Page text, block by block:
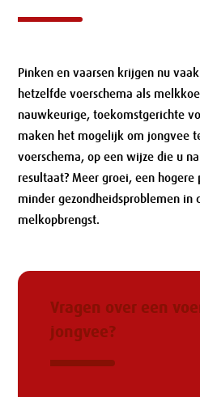
Pinken en vaarsen krijgen nu
hetzelfde voerschema als
nauwkeurige, toekomstgerichte
maken het mogelijk om jongvee
voerschema, op een wijze die u
resultaat? Meer groei, een
minder gezondheidsproblemen in
melkopbrengst.
Vragen over een
jongvee?